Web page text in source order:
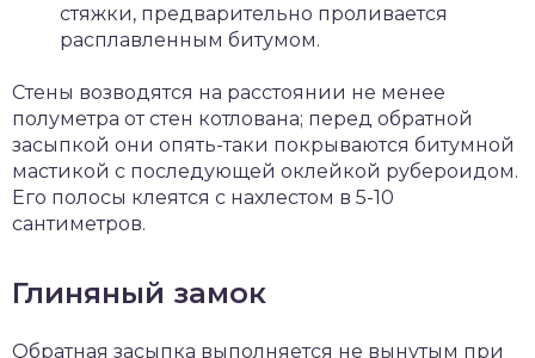
стяжки, предварительно проливается
расплавленным битумом.
Стены возводятся на расстоянии не менее
полуметра от стен котлована; перед обратной
засыпкой они опять-таки покрываются битумной
мастикой с последующей оклейкой рубероидом.
Его полосы клеятся с нахлестом в 5-10
сантиметров.
Глиняный замок
Обратная засыпка выполняется не вынутым при